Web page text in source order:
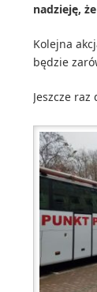
nadzieję,
Kolejna
będzie
Jeszcze